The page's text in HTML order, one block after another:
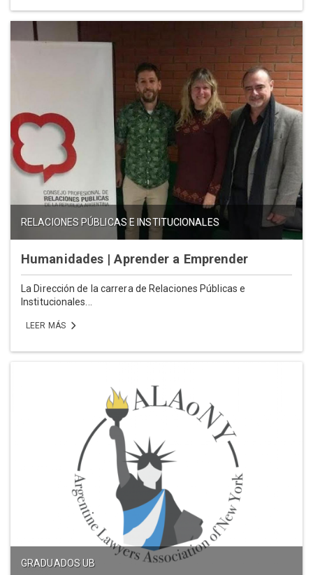
RELACIONES PÚBLICAS E INSTITUCIONALES
Humanidades | Aprender a Emprender
La Dirección de la carrera de Relaciones Públicas e
Institucionales...
LEER MÁS
GRADUADOS UB